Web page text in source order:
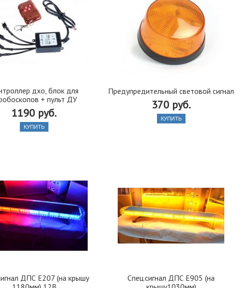
дхо, блок для
+ пульт ДУ
1190 руб.
КУПИТЬ
Предупредительный световой сигнал
370 руб.
КУПИТЬ
ДПС E207 (на крышу
Спец.сигнал ДПС E905 (на